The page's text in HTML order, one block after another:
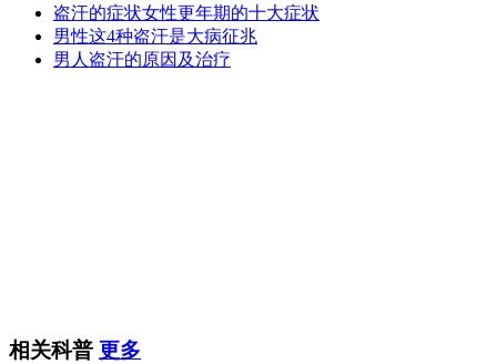
盗汗的症状女性更年期的十大症状
男性这4种盗汗是大病征兆
男人盗汗的原因及治疗
相关科普 更多